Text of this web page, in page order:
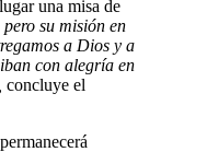
una misa de
su misión en
a Dios y a
con alegría en
concluye el